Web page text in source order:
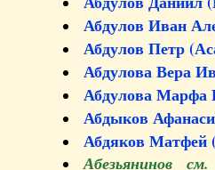
Абдулов Иван
Абдулов Петр
Абдулова Вера
Абдулова Марфа
Абдыков
Абдяков Матфей
Абезьянинов